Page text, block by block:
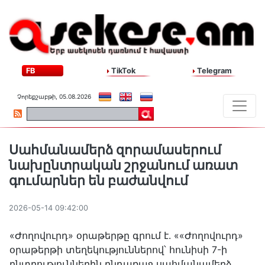
FB TikTok Telegram
Չորեքշաբթի, 05.08.2026
Սահմանամերձ զորամասերում
նախընտրական շրջանում առատ
գումարներ են բաժանվում
2026-05-14 09:42:00
«Ժողովուրդ» օրաթերթը գրում է. ««Ժողովուրդ»
օրաթերթի տեղեկություններով՝ հունիսի 7-ի